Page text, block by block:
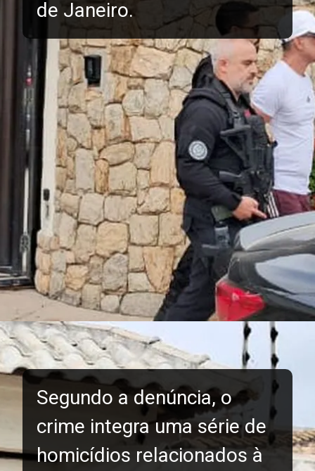
de Janeiro.
Segundo a denúncia, o
crime integra uma série de
homicídios relacionados à